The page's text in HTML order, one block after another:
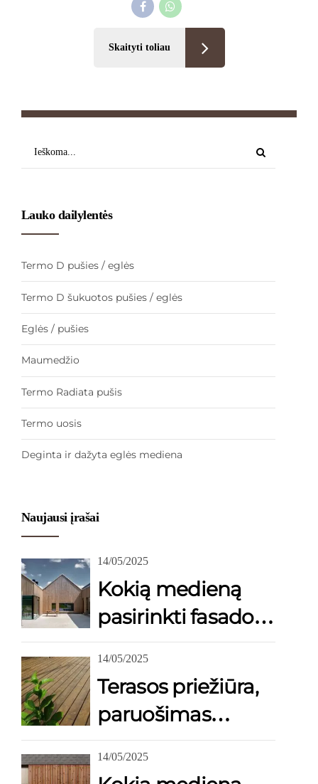
Skaityti toliau
Lauko dailylentės
Termo D pušies / eglės
Termo D šukuotos pušies / eglės
Eglės / pušies
Maumedžio
Termo Radiata pušis
Termo uosis
Deginta ir dažyta eglės mediena
Naujausi įrašai
14/05/2025
Kokią medieną
pasirinkti fasado
apdailai?
14/05/2025
Terasos priežiūra,
paruošimas
dažymui,
alyvavimui?
14/05/2025